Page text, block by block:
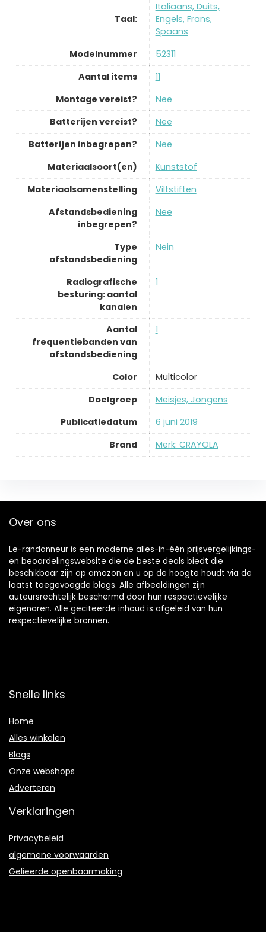
Taal:
‎Italiaans, Duits,
Engels, Frans,
Spaans
Modelnummer
‎52311
Aantal items
‎11
Montage vereist?
‎Nee
Batterijen vereist?
‎Nee
Batterijen inbegrepen?
‎Nee
Materiaalsoort(en)
‎Kunststof
Materiaalsamenstelling
‎Viltstiften
Afstandsbediening
inbegrepen?
‎Nee
Type
afstandsbediening
‎Nein
Radiografische
besturing: aantal
kanalen
‎1
Aantal
frequentiebanden van
afstandsbediening
‎1
Color
‎Multicolor
Doelgroep
‎Meisjes, Jongens
Publicatiedatum
‎6 juni 2019
Brand
Merk: CRAYOLA
Over ons
Le-randonneur is een moderne alles-in-één prijsvergelijkings-
en beoordelingswebsite die de beste deals biedt die
beschikbaar zijn op amazon en u op de hoogte houdt via de
laatst toegevoegde blogs. Alle afbeeldingen zijn
auteursrechtelijk beschermd door hun respectievelijke
eigenaren. Alle geciteerde inhoud is afgeleid van hun
respectievelijke bronnen.
Snelle links
Home
Alles winkelen
Blogs
Onze webshops
Adverteren
Verklaringen
Privacybeleid
algemene voorwaarden
Gelieerde openbaarmaking